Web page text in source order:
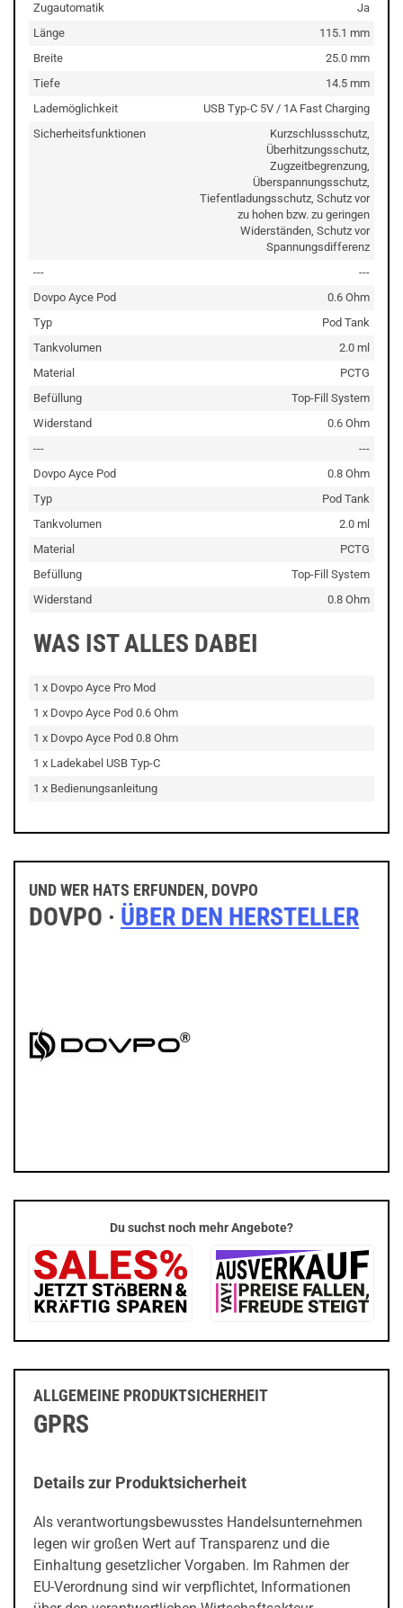
Zugautomatik
Ja
Länge
115.1 mm
Breite
25.0 mm
Tiefe
14.5 mm
Lademöglichkeit
USB Typ-C 5V / 1A Fast Charging
Sicherheitsfunktionen
Kurzschlussschutz,
Überhitzungsschutz,
Zugzeitbegrenzung,
Überspannungsschutz,
Tiefentladungsschutz, Schutz vor
zu hohen bzw. zu geringen
Widerständen, Schutz vor
Spannungsdifferenz
---
---
Dovpo Ayce Pod
0.6 Ohm
Typ
Pod Tank
Tankvolumen
2.0 ml
Material
PCTG
Befüllung
Top-Fill System
Widerstand
0.6 Ohm
---
---
Dovpo Ayce Pod
0.8 Ohm
Typ
Pod Tank
Tankvolumen
2.0 ml
Material
PCTG
Befüllung
Top-Fill System
Widerstand
0.8 Ohm
WAS IST ALLES DABEI
1 x Dovpo Ayce Pro Mod
1 x Dovpo Ayce Pod 0.6 Ohm
1 x Dovpo Ayce Pod 0.8 Ohm
1 x Ladekabel USB Typ-C
1 x Bedienungsanleitung
UND WER HATS ERFUNDEN, DOVPO
DOVPO · ÜBER DEN HERSTELLER
Du suchst noch mehr Angebote?
ALLGEMEINE PRODUKTSICHERHEIT
GPRS
Details zur Produktsicherheit
Als verantwortungsbewusstes Handelsunternehmen
legen wir großen Wert auf Transparenz und die
Einhaltung gesetzlicher Vorgaben. Im Rahmen der
EU-Verordnung sind wir verpflichtet, Informationen